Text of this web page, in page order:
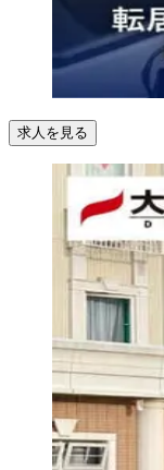
求人を見る